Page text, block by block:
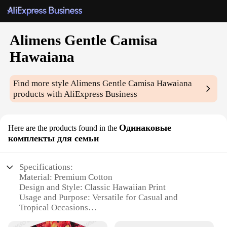
Alimens Gentle Camisa
Hawaiana
Find more styleAlimens Gentle Camisa Hawaiana
products with AliExpress Business
Here are the products found in the Одинаковые
комплекты для семьи
Specifications:
Material: Premium Cotton
Design and Style: Classic Hawaiian Print
Usage and Purpose: Versatile for Casual and
Tropical Occasions